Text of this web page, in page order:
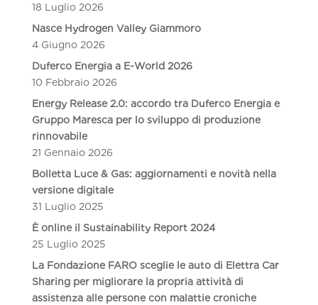
18 Luglio 2026
Nasce Hydrogen Valley Giammoro
4 Giugno 2026
Duferco Energia a E-World 2026
10 Febbraio 2026
Energy Release 2.0: accordo tra Duferco Energia e
Gruppo Maresca per lo sviluppo di produzione
rinnovabile
21 Gennaio 2026
Bolletta Luce & Gas: aggiornamenti e novità nella
versione digitale
31 Luglio 2025
È online il Sustainability Report 2024
25 Luglio 2025
La Fondazione FARO sceglie le auto di Elettra Car
Sharing per migliorare la propria attività di
assistenza alle persone con malattie croniche